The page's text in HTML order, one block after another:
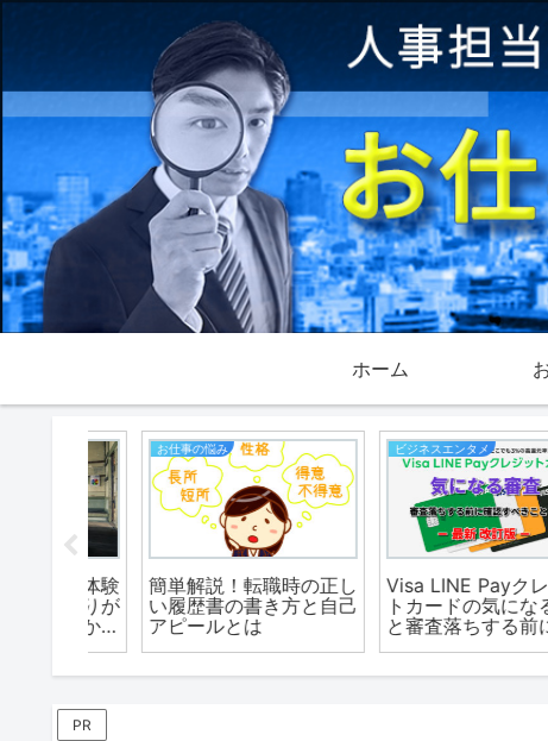
ホーム
お仕事の悩み
簡単解説！転職時の正し
い履歴書の書き方と自己
アピールとは
ビジネスエンタメ
Visa LINE Payクレジッ
トカードの気になる審査
と審査落ちする前に確認
PR